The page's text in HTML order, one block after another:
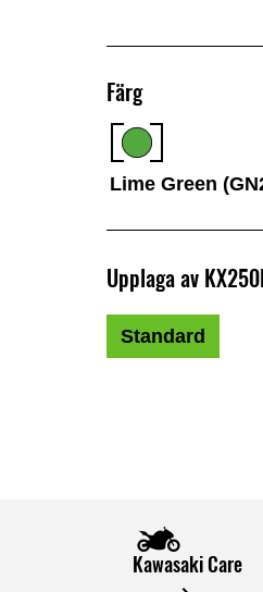
Färg
Lime Green
Upplaga av
Standard
Kawasaki Care